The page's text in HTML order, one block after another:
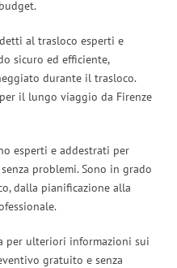
al trasloco esperti e
sicuro ed efficiente,
durante il trasloco.
il lungo viaggio da Firenze
esperti e addestrati per
problemi. Sono in grado
dalla pianificazione alla
per ulteriori informazioni sui
gratuito e senza